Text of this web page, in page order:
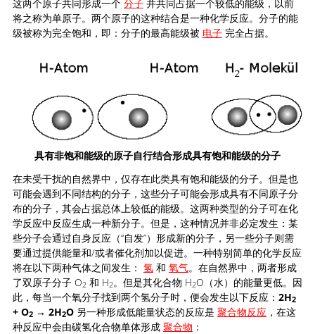
这两个原子共同形成一个 分子并共同占据一个较低的能级，以前
将之称为单原子。两个原子的这种结合是一种化学反应。分子的能
级被称为完全饱和，即：分子的最高能级被 电子完全占据。
具有非饱和能级的原子自行结合形成具有饱和能级的分子
在未受干扰的自然界中，仅存在此类具有饱和能级的分子。但是也
可能会遇到不同结构的分子，这些分子可能会形成具有不同原子分
布的分子，其会占据总体上较低的能级。这两种类型的分子可在化
学反应中反应生成一种新分子。但是，这种情况并非必定发生：某
些分子会通过自身反应（“自发”）形成新的分子，另一些分子则需
要通过提供能量和/或者催化剂加以促进。一种特别简单的化学反应
将在以下两种气体之间发生： 氢和 氧气。在自然界中，两者形成
了双原子分子 O2和 H2。但是其化合物 H2O（水）的能量更低。因
此，每当一个氧分子找到两个氢分子时，便会发生以下反应： 2H2
+ O2→ 2H2O另一种形成低能量状态的反应是 聚合物反应 ，在这
种反应中会由碳氢化合物单体形成 聚合物 ：